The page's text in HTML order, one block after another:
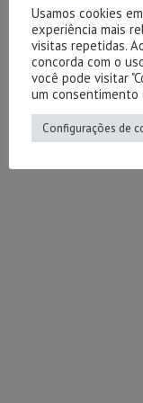
Usamos cookies
experiência mais
visitas repetidas.
concorda com o
você pode visitar
um consentimento
Configurações de